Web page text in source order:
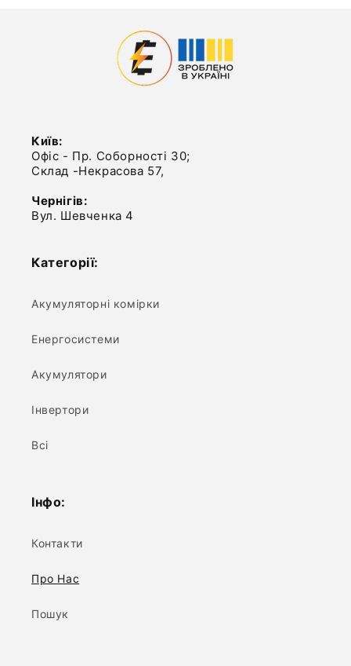
Київ:
Офіс - Пр. Соборності 30;
Склад -Некрасова 57,
Чернігів:
Вул. Шевченка 4
Категорії:
Акумуляторні комірки
Енергосистеми
Акумулятори
Інвертори
Всі
Інфо:
Контакти
Про Нас
Пошук